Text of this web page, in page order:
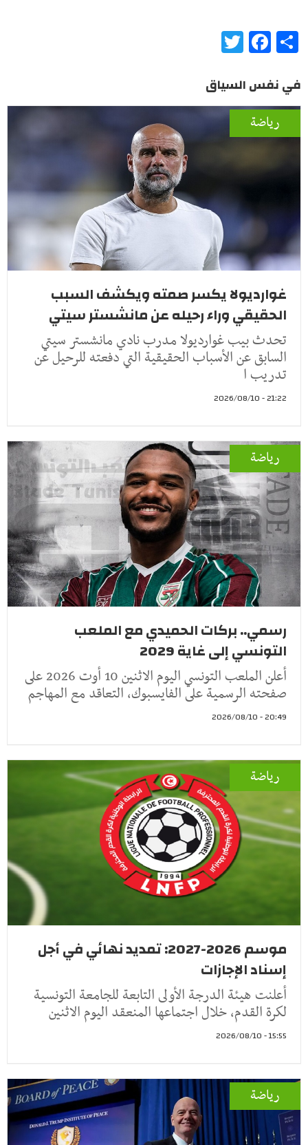
Share
Facebook
في نفس السياق
رياضة
غوارديولا يكسر صمته ويكشف السبب
الحقيقي وراء رحيله عن مانشستر سيتي
تحدث بيب غوارديولا مدرب نادي مانشستر سيتي
السابق عن الأسباب الحقيقية التي دفعته للرحيل عن
تدريب ا
21:22 - 2026/08/10
رياضة
رسمي.. بركات الحميدي مع الملعب
التونسي إلى غاية 2029
أعلن الملعب التونسي اليوم الاثنين 10 أوت 2026 على
صفحته الرسمية على الفايسبوك، التعاقد مع المهاجم
20:49 - 2026/08/10
رياضة
موسم 2026-2027: تمديد نهائي في أجل
إسناد الإجازات
أعلنت هيئة الدرجة الأولى التابعة للجامعة التونسية
لكرة القدم، خلال اجتماعها المنعقد اليوم الاثنين
15:55 - 2026/08/10
رياضة